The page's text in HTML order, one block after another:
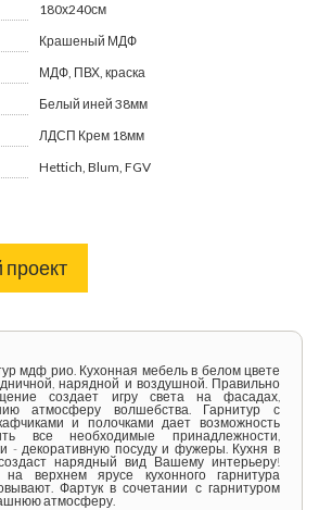
180х240см
Крашеный МДФ
МДФ, ПВХ, краска
Белый иней 38мм
ЛДСП Крем 18мм
Hettich, Blum, FGV
мдф рио. Кухонная мебель в белом цвете
нарядной и воздушной. Правильно
создает игру света на фасадах,
атмосферу волшебства. Гарнитур с
и полочками дает возможность
все необходимые принадлежности,
- декоративную посуду и фужеры. Кухня в
нарядный вид Вашему интерьеру!
верхнем ярусе кухонного гарнитура
Фартук в сочетании с гарнитуром
атмосферу.